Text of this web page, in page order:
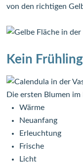
von den richtigen
Kein
Die ersten Blumen
Wärme
Neuanfang
Erleuchtung
Frische
Licht